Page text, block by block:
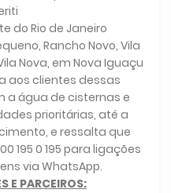
do Rio de Janeiro
Rancho Novo, Vila
Nova, em Nova Iguaçu
aos clientes dessas
a água de cisternas e
prioritárias, até a
e ressalta que
195 0 195 para ligações
via WhatsApp.
E PARCEIROS: